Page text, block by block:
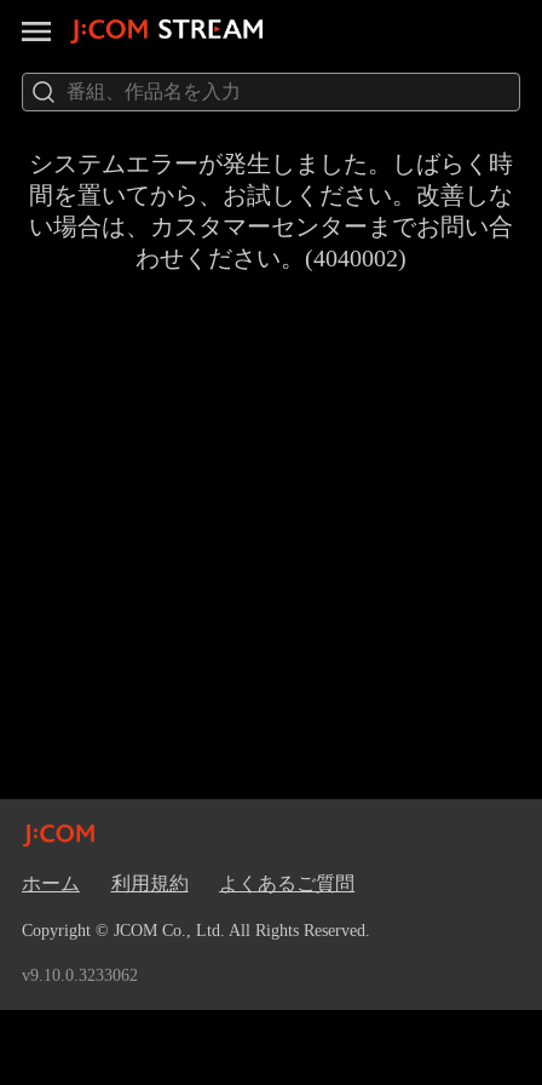
システムエラーが発生しました。しばらく時
間を置いてから、お試しください。改善しな
い場合は、カスタマーセンターまでお問い合
わせください。(4040002)
ホーム 利用規約 よくあるご質問
Copyright © JCOM Co., Ltd. All Rights Reserved.
v9.10.0.3233062